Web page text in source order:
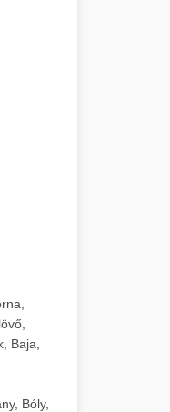
Baja,
Bóly,